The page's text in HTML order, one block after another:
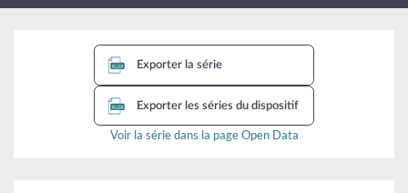
chantiers
Exporter la série
Exporter les séries du dispositif
Voir la série dans la page Open Data